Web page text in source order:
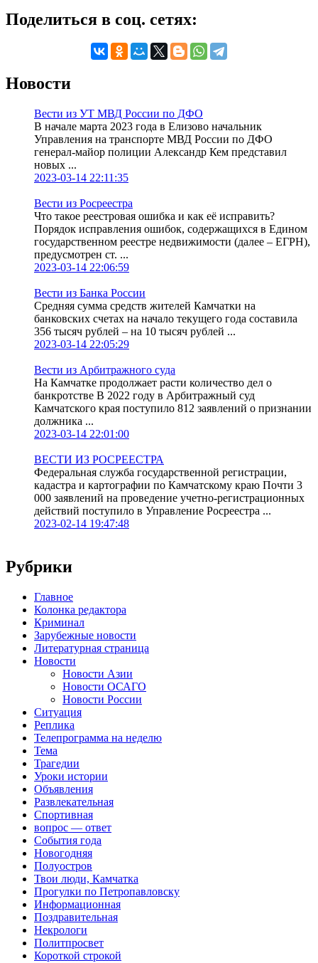
Поделиться в соц. сетях:
Новости
Вести из УТ МВД России по ДФО
В начале марта 2023 года в Елизово начальник
Управления на транспорте МВД России по ДФО
генерал-майор полиции Александр Кем представил
новых ...
2023-03-14 22:11:35
Вести из Росреестра
Что такое реестровая ошибка и как её исправить?
Порядок исправления ошибок, содержащихся в Едином
государственном реестре недвижимости (далее – ЕГРН),
предусмотрен ст. ...
2023-03-14 22:06:59
Вести из Банка России
Средняя сумма средств жителей Камчатки на
банковских счетах на начало текущего года составила
356 тысяч рублей – на 10 тысяч рублей ...
2023-03-14 22:05:29
Вести из Арбитражного суда
На Камчатке продолжает расти количество дел о
банкротстве В 2022 году в Арбитражный суд
Камчатского края поступило 812 заявлений о признании
должника ...
2023-03-14 22:01:00
ВЕСТИ ИЗ РОСРЕЕСТРА
Федеральная служба государственной регистрации,
кадастра и картографии по Камчатскому краю Почти 3
000 заявлений на проведение учетно-регистрационных
действий поступило в Управление Росреестра ...
2023-02-14 19:47:48
Рубрики
Главное
Колонка редактора
Криминал
Зарубежные новости
Литературная страница
Новости
Новости Азии
Новости ОСАГО
Новости России
Ситуация
Реплика
Телепрограмма на неделю
Тема
Трагедии
Уроки истории
Объявления
Развлекательная
Спортивная
вопрос — ответ
События года
Новогодняя
Полуостров
Твои люди, Камчатка
Прогулки по Петропавловску
Информационная
Поздравительная
Некрологи
Политпросвет
Короткой строкой